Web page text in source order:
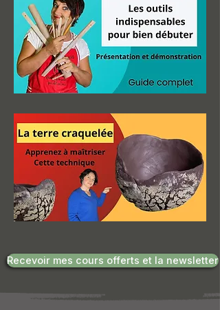
Recevoir mes cours offerts et la newsletter